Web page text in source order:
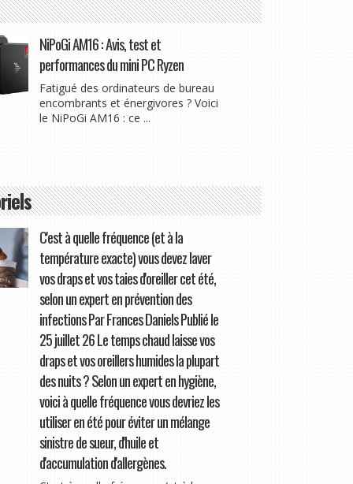
NiPoGi AM16 : Avis, test et
performances du mini PC Ryzen
Fatigué des ordinateurs de bureau
encombrants et énergivores ? Voici
le NiPoGi AM16 : ce ...
C'est à quelle fréquence (et à la
température exacte) vous devez laver
vos draps et vos taies d'oreiller cet été,
selon un expert en prévention des
infections Par Frances Daniels Publié le
25 juillet 26 Le temps chaud laisse vos
draps et vos oreillers humides la plupart
des nuits ? Selon un expert en hygiène,
voici à quelle fréquence vous devriez les
utiliser en été pour éviter un mélange
sinistre de sueur, d'huile et
d'accumulation d'allergènes.